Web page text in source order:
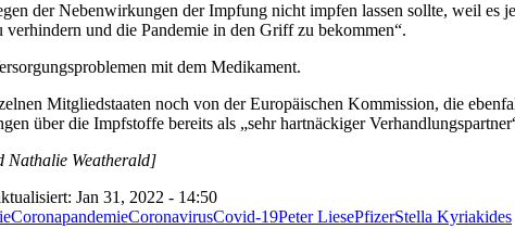
der Nebenwirkungen der Impfung nicht impfen lassen sollte, weil
und die Pandemie in den Griff zu bekommen“.
mit dem Medikament.
Mitgliedstaaten noch von der Europäischen Kommission, die
über die Impfstoffe bereits als „sehr hartnäckiger
Nathalie Weatherald]
Jan 31, 2022 - 14:50
CoronapandemieCoronavirusCovid-19Peter LiesePfizerStella Kyriakides